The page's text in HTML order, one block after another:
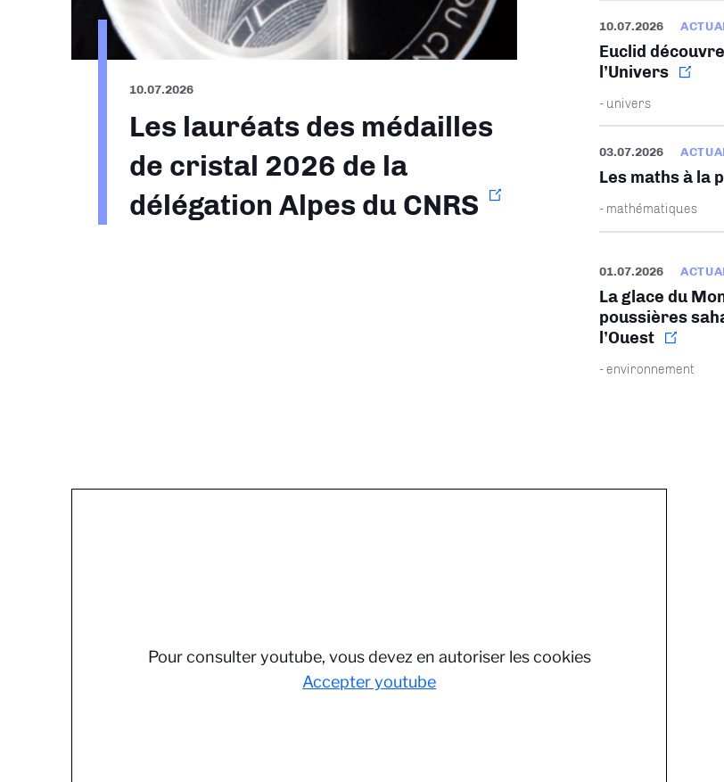
10.07.2026
Les lauréats des médailles
de cristal 2026 de la
délégation Alpes du CNRS
10.07.2026
Euclid
l’Univers
- univers
03.07.2026
Les maths à la
- mathématiques
01.07.2026
La glace du
poussières
l’Ouest
- environnement
Pour consulter youtube, vous devez en autoriser les cookies
Accepter youtube